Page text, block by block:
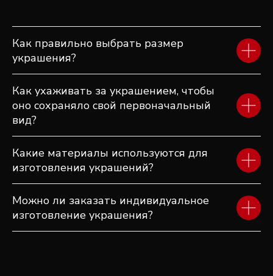
Как правильно выбрать размер
украшения?
Как ухаживать за украшением, чтобы
оно сохраняло свой первоначальный
вид?
Какие материалы используются для
изготовления украшений?
Можно ли заказать индивидуальное
изготовление украшения?
ДРУГИЕ ИЗДЕЛИЯ